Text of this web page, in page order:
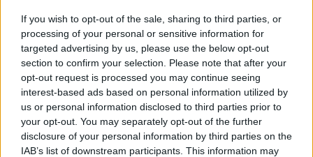
If you wish to opt-out of the sale, sharing to third parties, or
processing of your personal or sensitive information for
targeted advertising by us, please use the below opt-out
section to confirm your selection. Please note that after your
opt-out request is processed you may continue seeing
interest-based ads based on personal information utilized by
us or personal information disclosed to third parties prior to
your opt-out. You may separately opt-out of the further
disclosure of your personal information by third parties on the
IAB’s list of downstream participants. This information may
Διατροφή
Πλήρης ασφαλιστική κάλυψη
Άριστες συνθήκες και φιλικό περιβάλλον εργασίας
Περίοδο εργασίας Ιούλιος - Οκτώβριος